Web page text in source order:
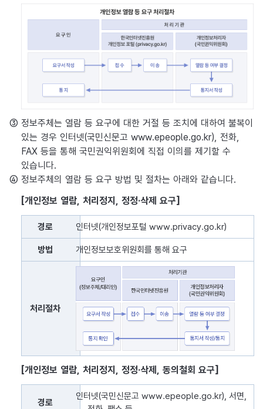
③ 정보주체는 열람 등 요구에 대한 거절 등 조치에 대하여 불복이
있는 경우 인터넷(국민신문고 www.epeople.go.kr), 전화,
FAX 등을 통해 국민권익위원회에 직접 이의를 제기할 수
있습니다.
④ 정보주체의 열람 등 요구 방법 및 절차는 아래와 같습니다.
[개인정보 열람, 처리정지, 정정·삭제 요구]
개인정보 열람, 처리정지, 정정·삭제 요구 표로 경로, 방법, 처리절
경로 인터넷(개인정보포털 www.privacy.go.kr)
방법 개인정보보호위원회를 통해 요구
처리절차
[개인정보 열람, 처리정지, 정정·삭제, 동의철회 요구]
개인정보 열람, 처리정지, 정정·삭제, 동의철회 요구 표로 경로, 방
경로
인터넷(국민신문고 www.epeople.go.kr), 서면,